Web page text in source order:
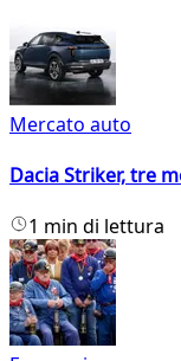
Mercato auto
Dacia Striker, tre
1 min di lettura